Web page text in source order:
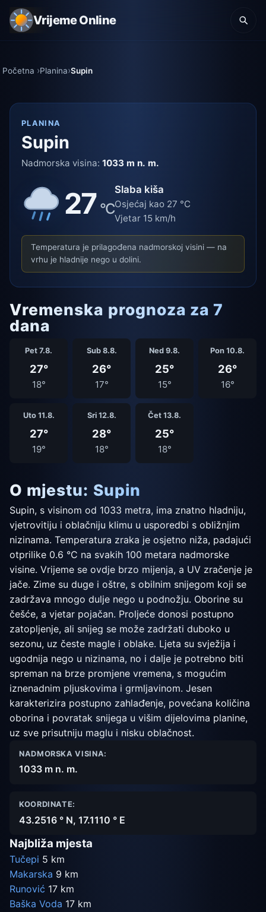
Vrijeme Online
Početna Planina Supin
PLANINA
Supin
Nadmorska visina:1033 m n. m.
27 °C
Slaba kiša
Osjećaj kao 27 °C
Vjetar 15 km/h
Temperatura je prilagođena nadmorskoj visini — na
vrhu je hladnije nego u dolini.
Vremenska prognoza za 7
dana
Pet 7.8.
27°
18°
Sub 8.8.
26°
17°
Ned 9.8.
25°
15°
Pon 10.8.
26°
16°
Uto 11.8.
27°
19°
Sri 12.8.
28°
18°
Čet 13.8.
25°
18°
O mjestu: Supin
Supin, s visinom od 1033 metra, ima znatno hladniju,
vjetrovitiju i oblačniju klimu u usporedbi s obližnjim
nizinama. Temperatura zraka je osjetno niža, padajući
otprilike 0.6 °C na svakih 100 metara nadmorske
visine. Vrijeme se ovdje brzo mijenja, a UV zračenje je
jače. Zime su duge i oštre, s obilnim snijegom koji se
zadržava mnogo dulje nego u podnožju. Oborine su
češće, a vjetar pojačan. Proljeće donosi postupno
zatopljenje, ali snijeg se može zadržati duboko u
sezonu, uz česte magle i oblake. Ljeta su svježija i
ugodnija nego u nizinama, no i dalje je potrebno biti
spreman na brze promjene vremena, s mogućim
iznenadnim pljuskovima i grmljavinom. Jesen
karakterizira postupno zahlađenje, povećana količina
oborina i povratak snijega u višim dijelovima planine,
uz sve prisutniju maglu i nisku oblačnost.
NADMORSKA VISINA:
1033 m n. m.
KOORDINATE:
43.2516 ° N, 17.1110 ° E
Najbliža mjesta
Tučepi 5 km
Makarska 9 km
Runović 17 km
Baška Voda 17 km